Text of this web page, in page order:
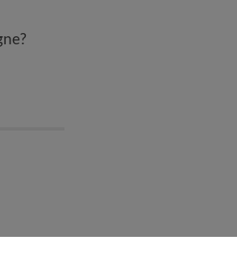
EM startet Kickbase die